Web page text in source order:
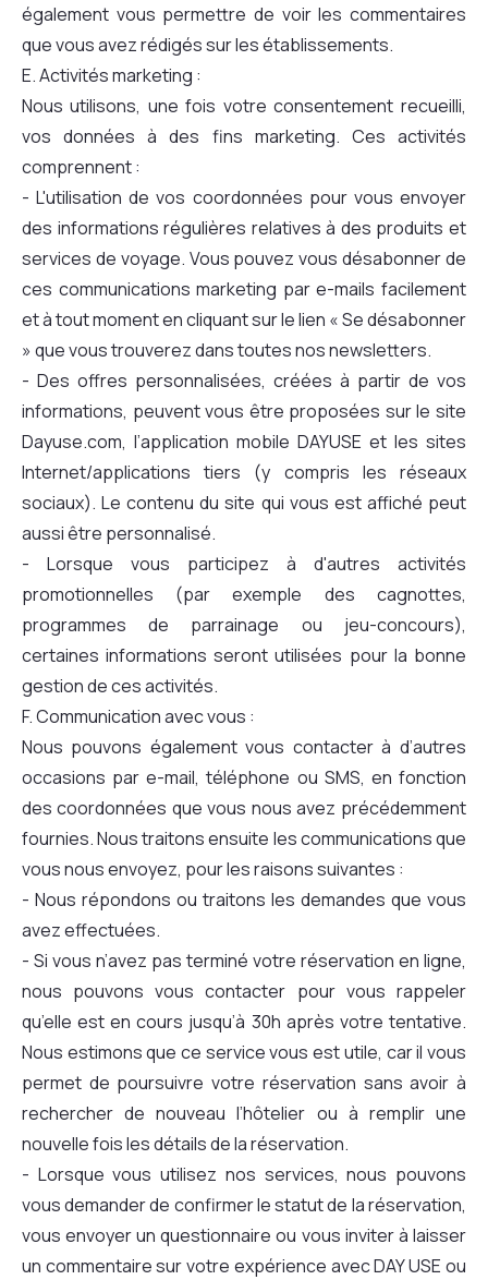
également vous permettre de voir les commentaires
que vous avez rédigés sur les établissements.
E. Activités marketing :
Nous utilisons, une fois votre consentement recueilli,
vos données à des fins marketing. Ces activités
comprennent :
- L'utilisation de vos coordonnées pour vous envoyer
des informations régulières relatives à des produits et
services de voyage. Vous pouvez vous désabonner de
ces communications marketing par e-mails facilement
et à tout moment en cliquant sur le lien « Se désabonner
» que vous trouverez dans toutes nos newsletters.
- Des offres personnalisées, créées à partir de vos
informations, peuvent vous être proposées sur le site
Dayuse.com, l’application mobile DAYUSE et les sites
Internet/applications tiers (y compris les réseaux
sociaux). Le contenu du site qui vous est affiché peut
aussi être personnalisé.
- Lorsque vous participez à d'autres activités
promotionnelles (par exemple des cagnottes,
programmes de parrainage ou jeu-concours),
certaines informations seront utilisées pour la bonne
gestion de ces activités.
F. Communication avec vous :
Nous pouvons également vous contacter à d’autres
occasions par e-mail, téléphone ou SMS, en fonction
des coordonnées que vous nous avez précédemment
fournies. Nous traitons ensuite les communications que
vous nous envoyez, pour les raisons suivantes :
- Nous répondons ou traitons les demandes que vous
avez effectuées.
- Si vous n’avez pas terminé votre réservation en ligne,
nous pouvons vous contacter pour vous rappeler
qu’elle est en cours jusqu’à 30h après votre tentative.
Nous estimons que ce service vous est utile, car il vous
permet de poursuivre votre réservation sans avoir à
rechercher de nouveau l’hôtelier ou à remplir une
nouvelle fois les détails de la réservation.
- Lorsque vous utilisez nos services, nous pouvons
vous demander de confirmer le statut de la réservation,
vous envoyer un questionnaire ou vous inviter à laisser
un commentaire sur votre expérience avec DAY USE ou